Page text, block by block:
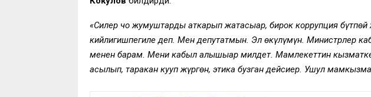
«Силер чоң жумуштарды аткарып жатасыңар, бирок коррупция
кийлигишпегиле деп. Мен депутатмын. Эл өкүлүмүн. Министрлер
менен барам. Мени кабыл алышыңар милдет. Мамлекеттин
асылып, таракан кууп жүргөн, этика бузган дейсиңер. Ушул